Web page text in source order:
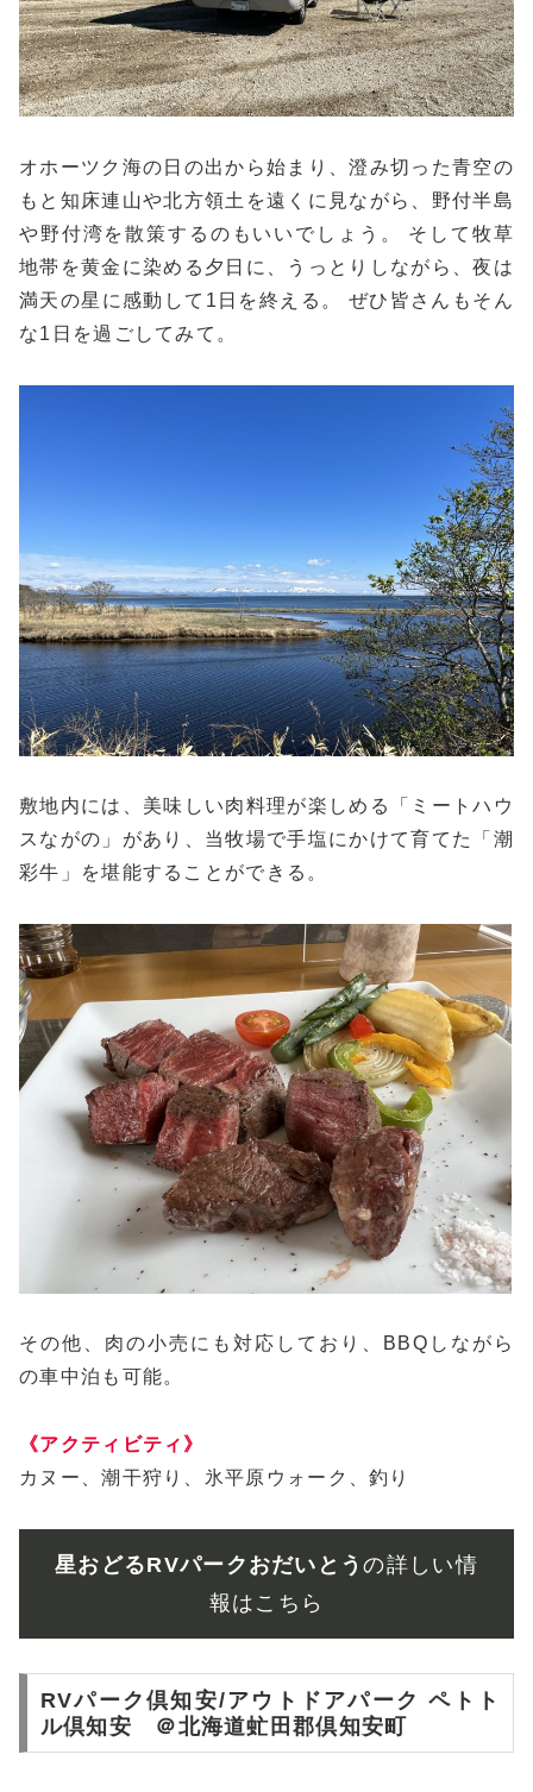
オホーツク海の日の出から始まり、澄み切った青空の
もと知床連山や北方領土を遠くに見ながら、野付半島
や野付湾を散策するのもいいでしょう。 そして牧草
地帯を黄金に染める夕日に、うっとりしながら、夜は
満天の星に感動して1日を終える。 ぜひ皆さんもそん
な1日を過ごしてみて。
敷地内には、美味しい肉料理が楽しめる「ミートハウ
スながの」があり、当牧場で手塩にかけて育てた「潮
彩牛」を堪能することができる。
その他、肉の小売にも対応しており、BBQしながら
の車中泊も可能。
《アクティビティ》
カヌー、潮干狩り、氷平原ウォーク、釣り
星おどるRVパークおだいとうの詳しい情
報はこちら
RVパーク倶知安/アウトドアパーク ペトト
ル倶知安 ＠北海道虻田郡倶知安町